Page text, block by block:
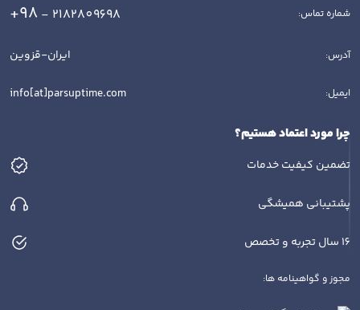
شماره تماس: +98 - 2182809698
آدرس: ایران-قزوین
ایمیل: info[at]parsuptime.com
چرا مورد اعتماد هستیم؟
تضمین کیفیت خدمات
پشتیبانی همیشگی
16 سال تجربه و تخصص
مجوز و گواهینامه ها: